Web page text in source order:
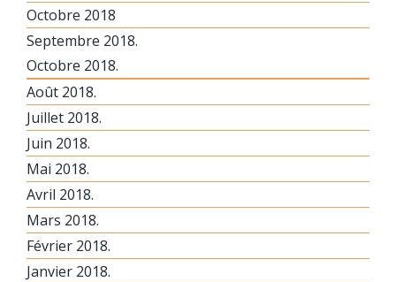
Octobre 2018
Septembre 2018.
Octobre 2018.
Août 2018.
Juillet 2018.
Juin 2018.
Mai 2018.
Avril 2018.
Mars 2018.
Février 2018.
Janvier 2018.